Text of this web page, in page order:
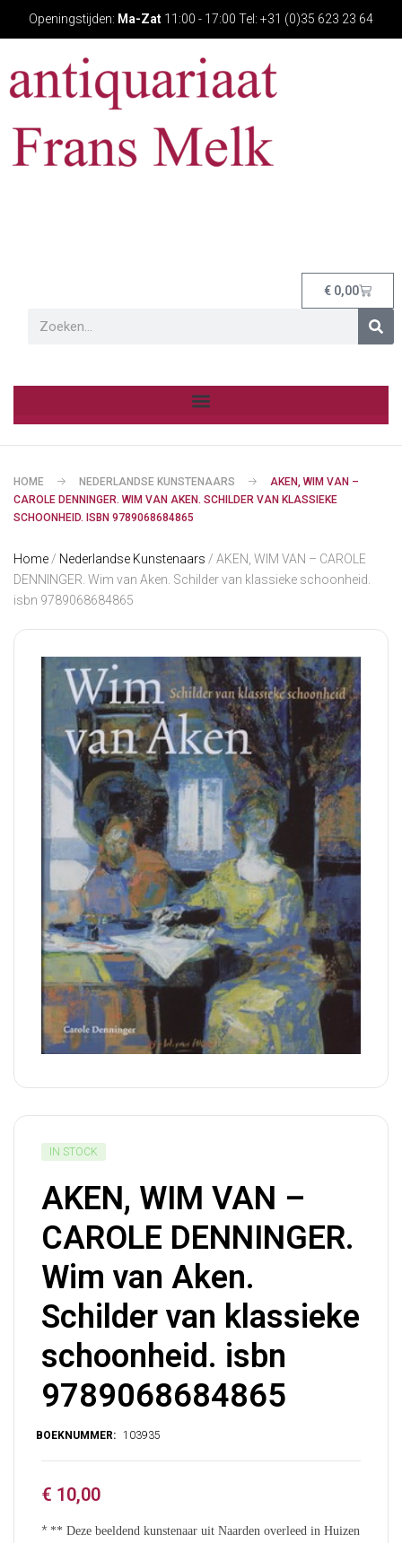
Openingstijden: Ma-Zat 11:00 - 17:00 Tel: +31 (0)35 623 23 64
€ 0,00
HOME NEDERLANDSE KUNSTENAARS
AKEN, WIM VAN –
CAROLE DENNINGER. WIM VAN AKEN. SCHILDER VAN KLASSIEKE
SCHOONHEID. ISBN 9789068684865
Home / Nederlandse Kunstenaars / AKEN, WIM VAN – CAROLE
DENNINGER. Wim van Aken. Schilder van klassieke schoonheid.
isbn 9789068684865
IN STOCK
AKEN, WIM VAN –
CAROLE DENNINGER.
Wim van Aken.
Schilder van klassieke
schoonheid. isbn
9789068684865
€ 10,00
* ** Deze beeldend kunstenaar uit Naarden overleed in Huizen